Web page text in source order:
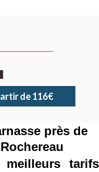
de 116€
près de
meilleurs tarifs